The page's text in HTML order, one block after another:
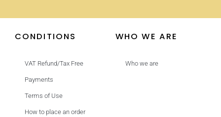
CONDITIONS
VAT Refund/Tax Free
Payments
Terms of Use
How to place an order
WHO WE ARE
Who we are